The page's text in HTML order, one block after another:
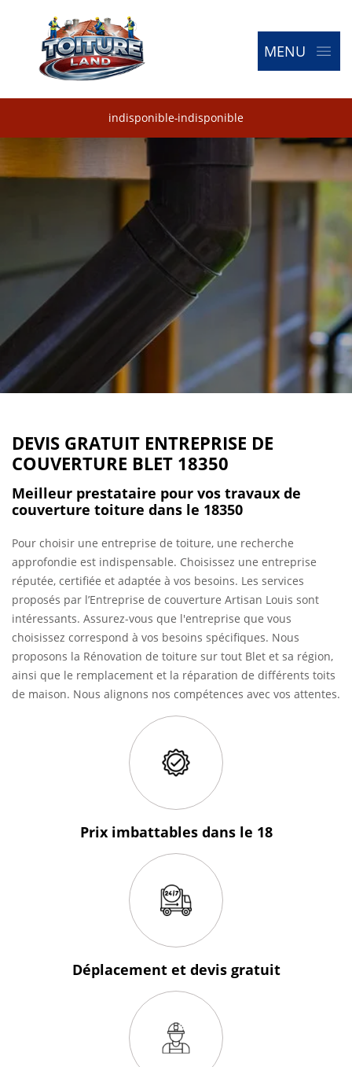
MENU
indisponible-indisponible
DEVIS GRATUIT ENTREPRISE DE
COUVERTURE BLET 18350
Meilleur prestataire pour vos travaux de
couverture toiture dans le 18350
Pour choisir une entreprise de toiture, une recherche
approfondie est indispensable. Choisissez une entreprise
réputée, certifiée et adaptée à vos besoins. Les services
proposés par l’Entreprise de couverture Artisan Louis sont
intéressants. Assurez-vous que l'entreprise que vous
choisissez correspond à vos besoins spécifiques. Nous
proposons la Rénovation de toiture sur tout Blet et sa région,
ainsi que le remplacement et la réparation de différents toits
de maison. Nous alignons nos compétences avec vos attentes.
Prix imbattables dans le 18
Déplacement et devis gratuit